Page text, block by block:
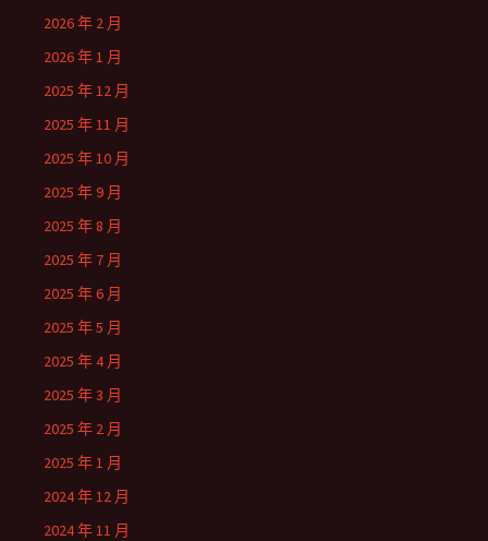
2026 年 2 月
2026 年 1 月
2025 年 12 月
2025 年 11 月
2025 年 10 月
2025 年 9 月
2025 年 8 月
2025 年 7 月
2025 年 6 月
2025 年 5 月
2025 年 4 月
2025 年 3 月
2025 年 2 月
2025 年 1 月
2024 年 12 月
2024 年 11 月